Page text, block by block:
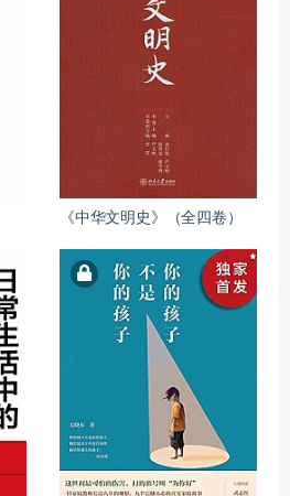
《中华文明史》（全四卷）